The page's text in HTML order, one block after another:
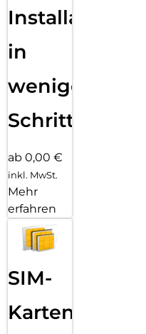
Installation
in
wenigen
Schritten
ab 0,00 €
inkl. MwSt.
Mehr
erfahren
SIM-
Karten